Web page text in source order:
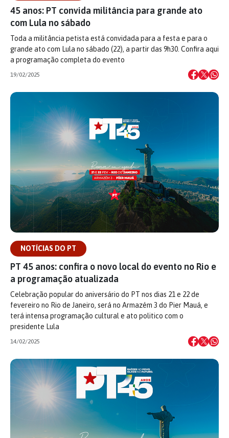
45 anos: PT convida militância para grande ato
com Lula no sábado
Toda a militância petista está convidada para a festa e para o
grande ato com Lula no sábado (22), a partir das 9h30. Confira aqui
a programação completa do evento
19/02/2025
NOTÍCIAS DO PT
PT 45 anos: confira o novo local do evento no Rio e
a programação atualizada
Celebração popular do aniversário do PT nos dias 21 e 22 de
fevereiro no Rio de Janeiro, será no Armazém 3 do Pier Mauá, e
terá intensa programação cultural e ato politico com o
presidente Lula
14/02/2025